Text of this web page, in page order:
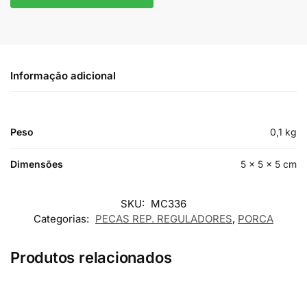
Informação adicional
Peso 0,1 kg
Dimensões 5 × 5 × 5 cm
SKU: MC336
Categorias: PECAS REP. REGULADORES, PORCA
Produtos relacionados